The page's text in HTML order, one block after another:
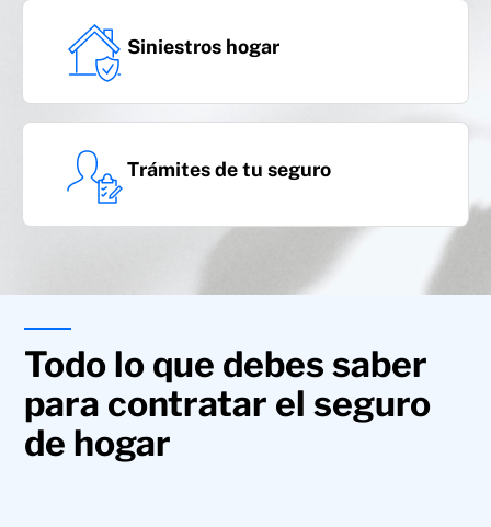
Coberturas adicionales
Vandalismo
Siniestros hogar
Trámites de tu seguro
Todo lo que debes saber
para contratar el seguro
de hogar